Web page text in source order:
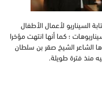
السيناريو لأعمال الأطفال
؛ كما أنها انتهت مؤخرا
الشاعر الشيخ صقر بن سلطان
منذ فترة طويلة.